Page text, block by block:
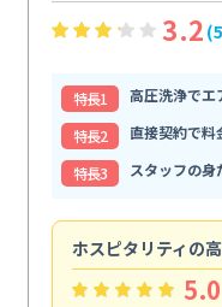
3.2
特⻑1
高圧洗浄でエ
特⻑2
直接契約で料
特⻑3
スタッフの
ホスピタリティの
5.0